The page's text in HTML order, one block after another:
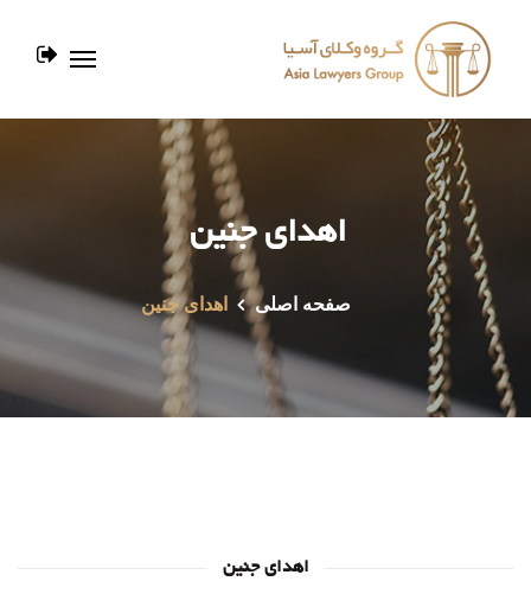
اهدای جنین
صفحه اصلی اهدای جنین
اهدای جنین